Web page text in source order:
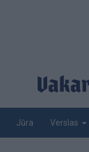
Jūra Verslas